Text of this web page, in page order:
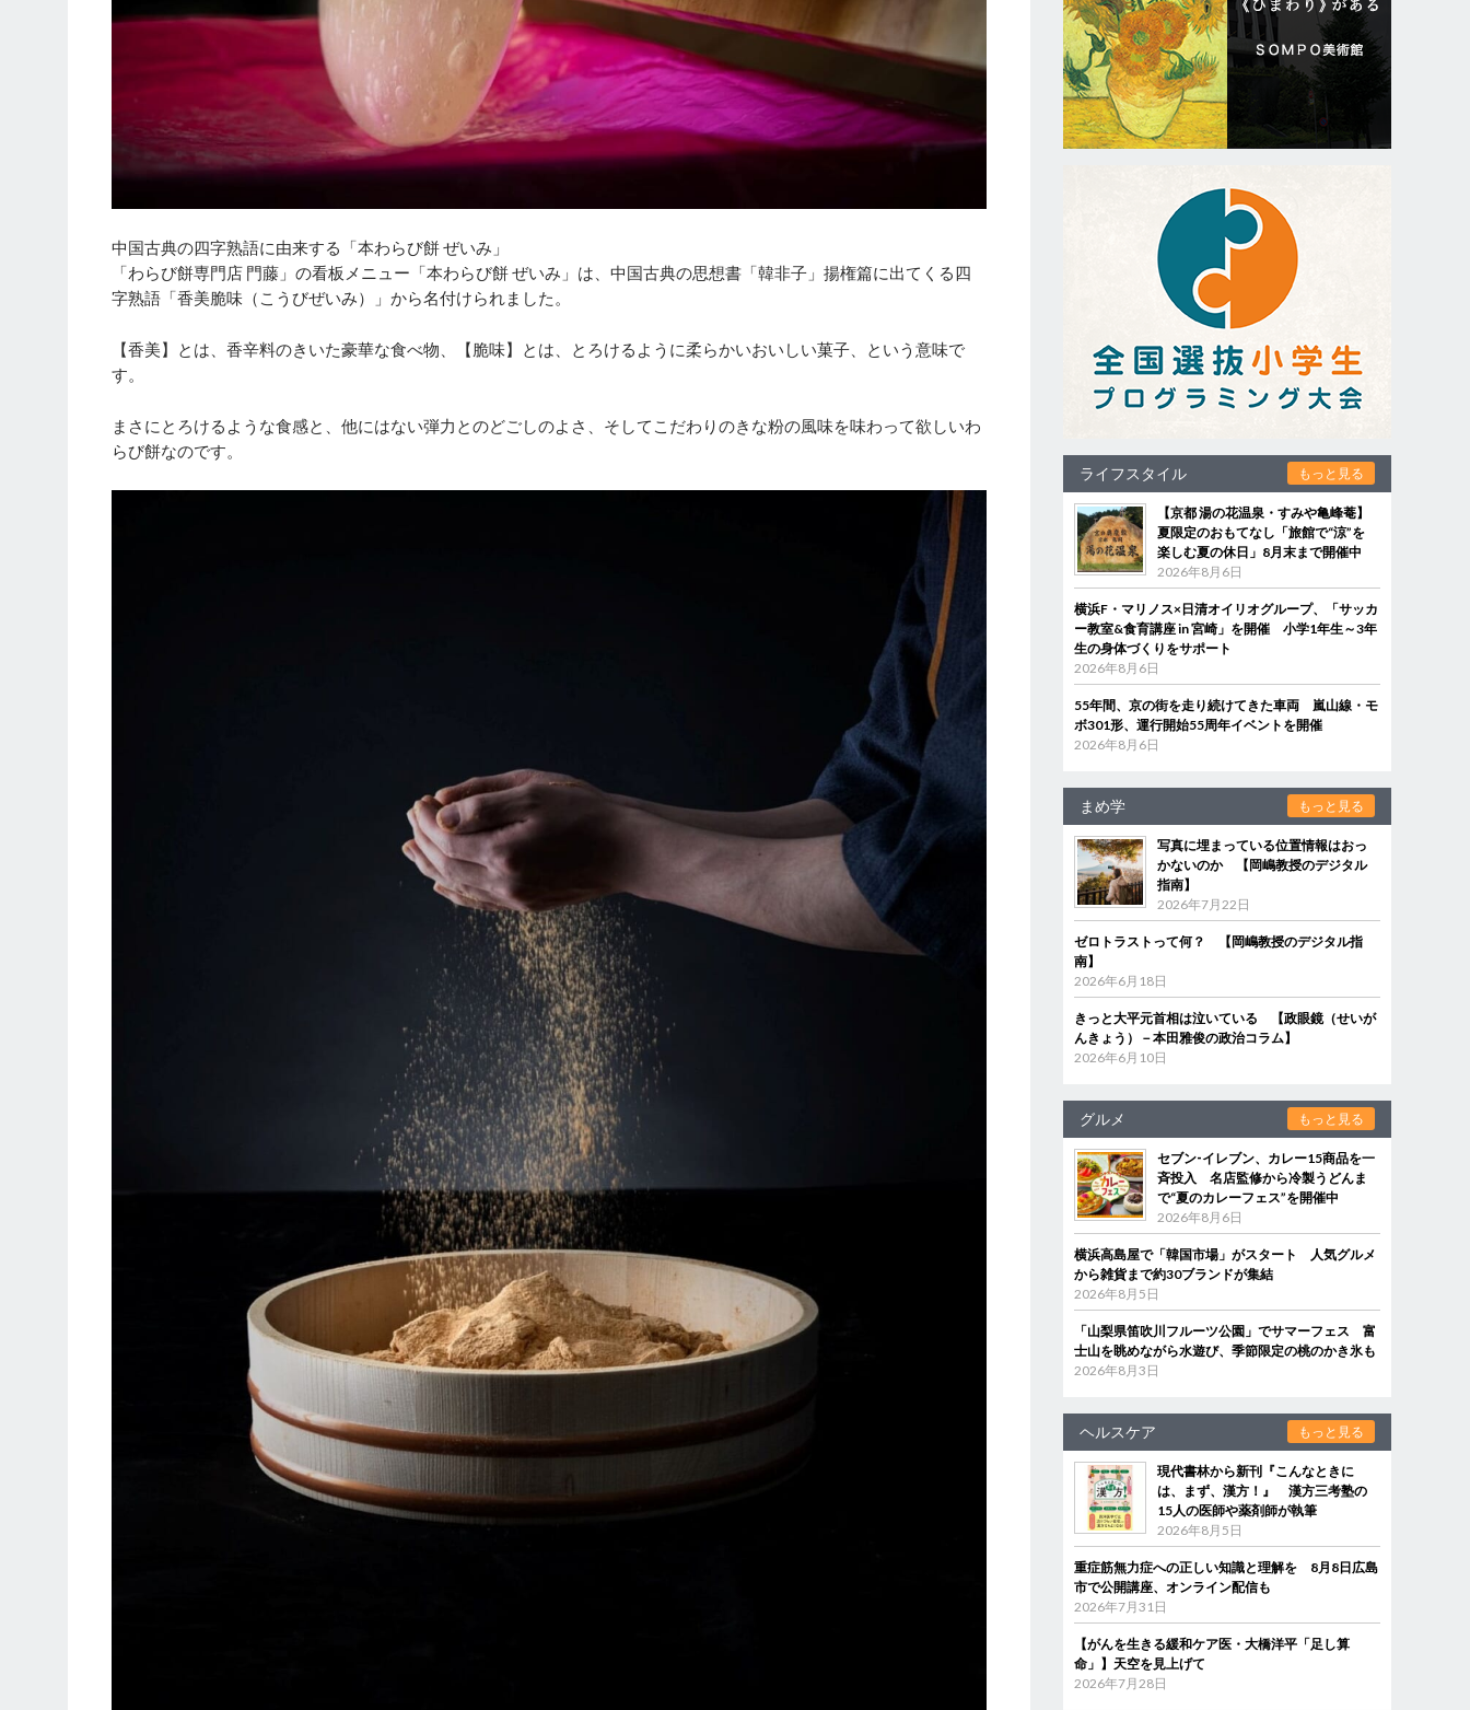
中国古典の四字熟語に由来する「本わらび餅 ぜいみ」
「わらび餅専門店 門藤」の看板メニュー「本わらび餅 ぜいみ」は、中国古典の思想書「韓非子」揚権篇に出てくる四
字熟語「香美脆味（こうびぜいみ）」から名付けられました。
【香美】とは、香辛料のきいた豪華な食べ物、【脆味】とは、とろけるように柔らかいおいしい菓子、という意味で
す。
まさにとろけるような食感と、他にはない弾力とのどごしのよさ、そしてこだわりのきな粉の風味を味わって欲しいわ
らび餅なのです。
ライフスタイル もっと見る
【京都 湯の花温泉・すみや亀峰菴】
夏限定のおもてなし「旅館で“涼”を
楽しむ夏の休日」8月末まで開催中
2026年8月6日
横浜F・マリノス×日清オイリオグループ、「サッカ
ー教室&食育講座 in 宮崎」を開催 小学1年生～3年
生の身体づくりをサポート
2026年8月6日
55年間、京の街を走り続けてきた車両 嵐山線・モ
ボ301形、運行開始55周年イベントを開催
2026年8月6日
まめ学 もっと見る
写真に埋まっている位置情報はおっ
かないのか 【岡嶋教授のデジタル
指南】
2026年7月22日
ゼロトラストって何？ 【岡嶋教授のデジタル指
南】
2026年6月18日
きっと大平元首相は泣いている 【政眼鏡（せいが
んきょう）－本田雅俊の政治コラム】
2026年6月10日
グルメ もっと見る
セブン‐イレブン、カレー15商品を一
斉投入 名店監修から冷製うどんま
で“夏のカレーフェス”を開催中
2026年8月6日
横浜高島屋で「韓国市場」がスタート 人気グルメ
から雑貨まで約30ブランドが集結
2026年8月5日
「山梨県笛吹川フルーツ公園」でサマーフェス 富
士山を眺めながら水遊び、季節限定の桃のかき氷も
2026年8月3日
ヘルスケア もっと見る
現代書林から新刊『こんなときに
は、まず、漢方！』 漢方三考塾の
15人の医師や薬剤師が執筆
2026年8月5日
重症筋無力症への正しい知識と理解を 8月8日広島
市で公開講座、オンライン配信も
2026年7月31日
【がんを生きる緩和ケア医・大橋洋平「足し算
命」】天空を見上げて
2026年7月28日